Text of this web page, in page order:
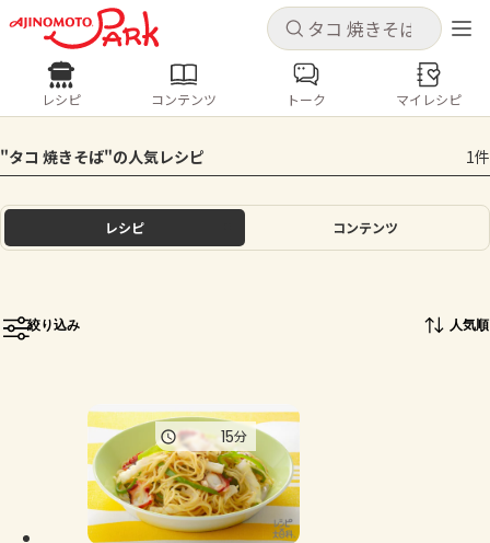
キャンセル
ログインするとレシピを保存できます
ログイン
ホーム
トーク
よくあるお問い合わせ
キャンセル
レシピ コンテンツ
人気の食材・レシピ
きゅうり なす トマト
とうもろこし
レシピ コンテンツ トーク マイレシピ
"タコ 焼きそば"の人気レシピ 1件
レシピ コンテンツ
絞り込み 人気順
15分